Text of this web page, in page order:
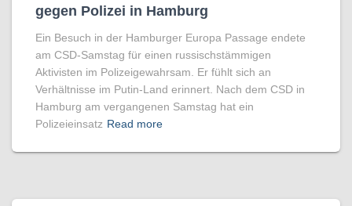
gegen Polizei in Hamburg
Ein Besuch in der Hamburger Europa Passage endete
am CSD-Samstag für einen russischstämmigen
Aktivisten im Polizeigewahrsam. Er fühlt sich an
Verhältnisse im Putin-Land erinnert. Nach dem CSD in
Hamburg am vergangenen Samstag hat ein
Polizeieinsatz Read more